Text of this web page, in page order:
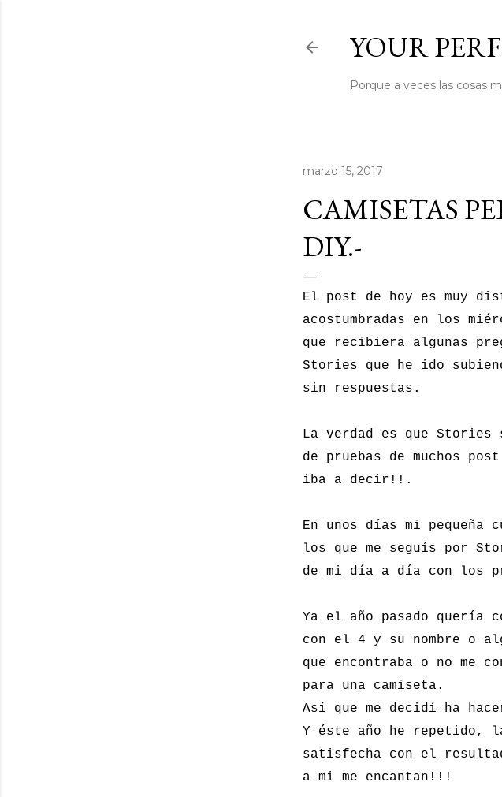
YOUR
Porque a veces las cosas
marzo 15, 2017
CAMISETAS
DIY.-
El post de hoy es muy
acostumbradas en los
que recibiera algunas
Stories que he ido
sin respuestas.
La verdad es que Stories
de pruebas de muchos
iba a decir!!.
En unos días mi pequeña
los que me seguís por
de mi día a día con los
Ya el año pasado quería
con el 4 y su nombre o
que encontraba o no me
para una camiseta.
Así que me decidí ha
Y éste año he repetido,
satisfecha con el
a mi me encantan!!!